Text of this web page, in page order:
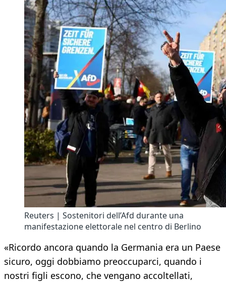
Reuters | Sostenitori dell’Afd durante una
manifestazione elettorale nel centro di Berlino
«Ricordo ancora quando la Germania era un Paese
sicuro, oggi dobbiamo preoccuparci, quando i
nostri figli escono, che vengano accoltellati,